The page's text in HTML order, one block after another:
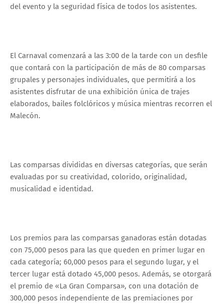
del evento y la seguridad física de todos los asistentes.
El Carnaval comenzará a las 3:00 de la tarde con un desfile
que contará con la participación de más de 80 comparsas
grupales y personajes individuales, que permitirá a los
asistentes disfrutar de una exhibición única de trajes
elaborados, bailes folclóricos y música mientras recorren el
Malecón.
Las comparsas divididas en diversas categorías, que serán
evaluadas por su creatividad, colorido, originalidad,
musicalidad e identidad.
Los premios para las comparsas ganadoras están dotadas
con 75,000 pesos para las que queden en primer lugar en
cada categoría; 60,000 pesos para el segundo lugar, y el
tercer lugar está dotado 45,000 pesos. Además, se otorgará
el premio de «La Gran Comparsa», con una dotación de
300,000 pesos independiente de las premiaciones por